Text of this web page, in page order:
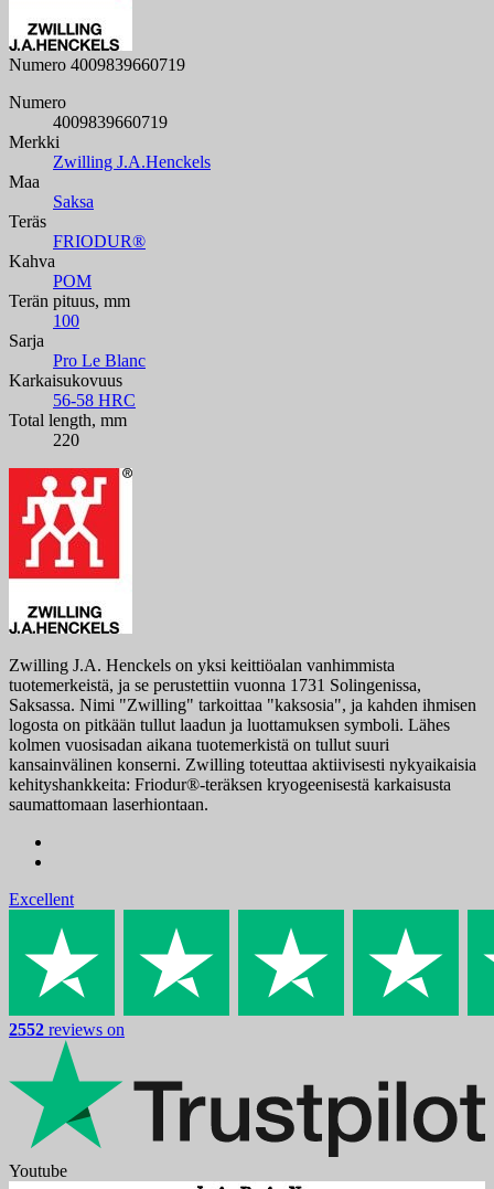
Numero 4009839660719
Numero
4009839660719
Merkki
Zwilling J.A.Henckels
Maa
Saksa
Teräs
FRIODUR®
Kahva
POM
Terän pituus, mm
100
Sarja
Pro Le Blanc
Karkaisukovuus
56-58 HRC
Total length, mm
220
Zwilling J.A. Henckels on yksi keittiöalan vanhimmista
tuotemerkeistä, ja se perustettiin vuonna 1731 Solingenissa,
Saksassa. Nimi "Zwilling" tarkoittaa "kaksosia", ja kahden ihmisen
logosta on pitkään tullut laadun ja luottamuksen symboli. Lähes
kolmen vuosisadan aikana tuotemerkistä on tullut suuri
kansainvälinen konserni. Zwilling toteuttaa aktiivisesti nykyaikaisia ​​
kehityshankkeita: Friodur®-teräksen kryogeenisestä karkaisusta
saumattomaan laserhiontaan.
Excellent
2552 reviews on
Youtube